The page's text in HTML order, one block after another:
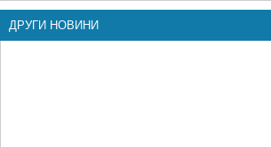
ДРУГИ НОВИНИ